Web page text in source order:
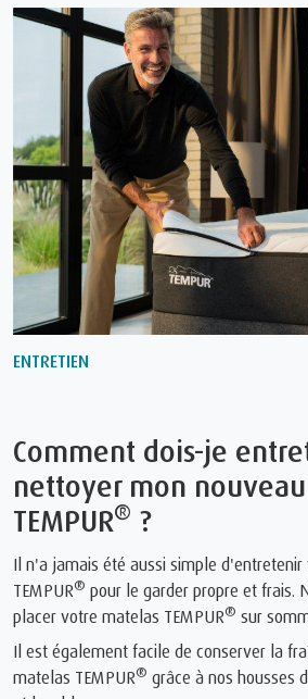
ENTRETIEN
Comment dois-je
nettoyer mon
TEMPUR® ?
Il n'a jamais été aussi simple
TEMPUR® pour le garder propre et frais.
placer votre matelas TEMPUR® sur
Il est également facile de conserver la
matelas TEMPUR® grâce à nos housses